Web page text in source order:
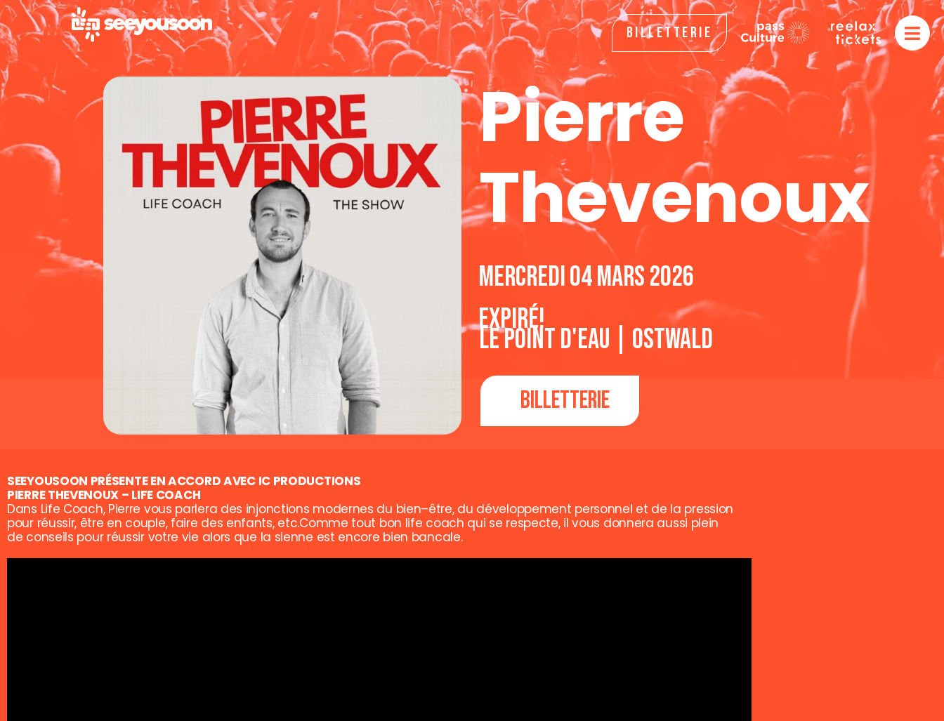
Billetterie
Pierre
Thevenoux
mercredi 04 mars 2026
Expiré!
Le Point d'Eau | Ostwald
Billetterie
SEEYOUSOON PRÉSENTE EN ACCORD AVEC IC PRODUCTIONS
PIERRE THEVENOUX – LIFE COACH
Dans Life Coach, Pierre vous parlera des injonctions modernes du bien–être, du développement personnel et de la pression
pour réussir, être en couple, faire des enfants, etc.Comme tout bon life coach qui se respecte, il vous donnera aussi plein
de conseils pour réussir votre vie alors que la sienne est encore bien bancale.